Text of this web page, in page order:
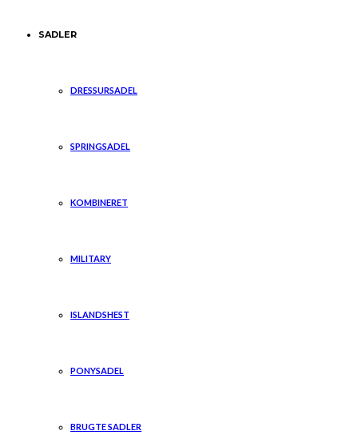
SADLER
DRESSURSADEL
SPRINGSADEL
KOMBINERET
MILITARY
ISLANDSHEST
PONYSADEL
BRUGTE SADLER